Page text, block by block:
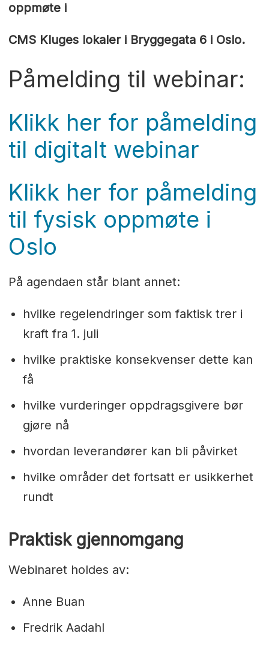
oppmøte i
CMS Kluges lokaler i Bryggegata 6 i Oslo.
Påmelding til webinar:
Klikk her for påmelding
til digitalt webinar
Klikk her for påmelding
til fysisk oppmøte i
Oslo
På agendaen står blant annet:
hvilke regelendringer som faktisk trer i
kraft fra 1. juli
hvilke praktiske konsekvenser dette kan
få
hvilke vurderinger oppdragsgivere bør
gjøre nå
hvordan leverandører kan bli påvirket
hvilke områder det fortsatt er usikkerhet
rundt
Praktisk gjennomgang
Webinaret holdes av:
Anne Buan
Fredrik Aadahl